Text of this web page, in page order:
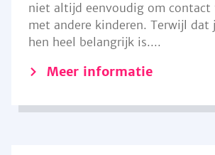
niet altijd eenvoudig om contact
met andere kinderen. Terwijl
hen heel belangrijk is....
Meer informatie